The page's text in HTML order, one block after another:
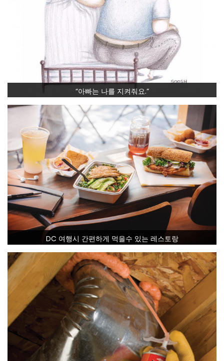
“아빠는 나를 지켜줘요.”
DC 여행시 간편하게 먹을수 있는 레스토랑